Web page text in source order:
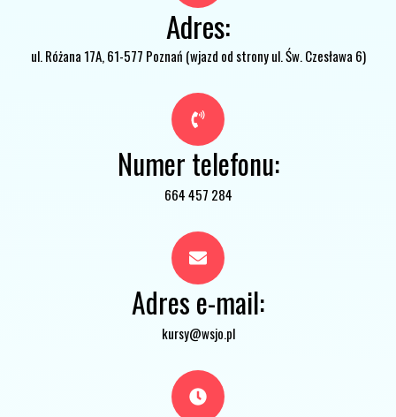
Adres:
ul. Różana 17A, 61-577 Poznań (wjazd od strony ul. Św. Czesława 6)
Numer telefonu:
664 457 284
Adres e-mail:
kursy@wsjo.pl